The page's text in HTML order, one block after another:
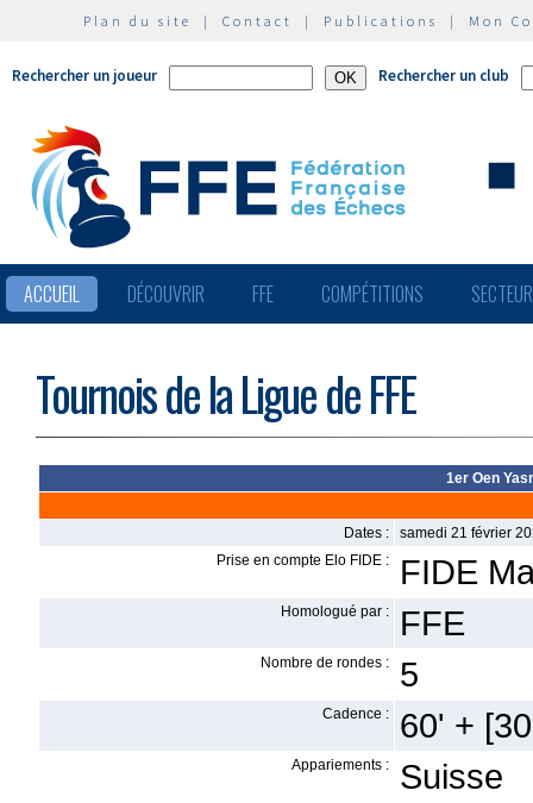
Plan du site | Contact | Publications | Mon
Rechercher un joueur Rechercher un club
ACCUEIL DÉCOUVRIR FFE COMPÉTITIONS
Tournois de la Ligue de FFE
1er Oen
Dates :
samedi 21 février
Prise en compte Elo FIDE :
FIDE
Homologué par : FFE
Nombre de rondes : 5
Cadence : 60' +
Appariements : Suisse